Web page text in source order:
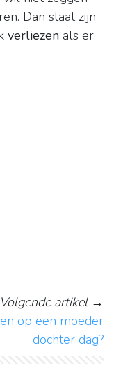
Dan staat zijn
verliezen als er
Volgende artikel→
op een moeder
dochter dag?